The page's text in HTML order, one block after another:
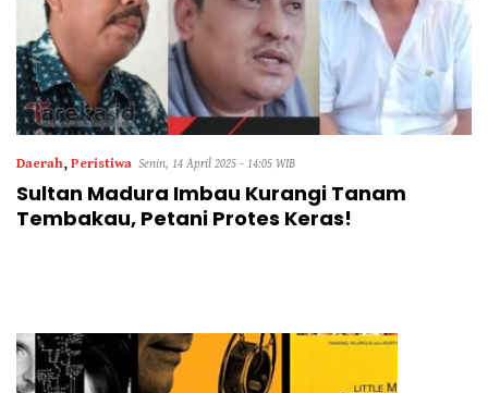
Daerah, Peristiwa Senin, 14 April 2025 - 14:05 WIB
Sultan Madura Imbau Kurangi Tanam
Tembakau, Petani Protes Keras!